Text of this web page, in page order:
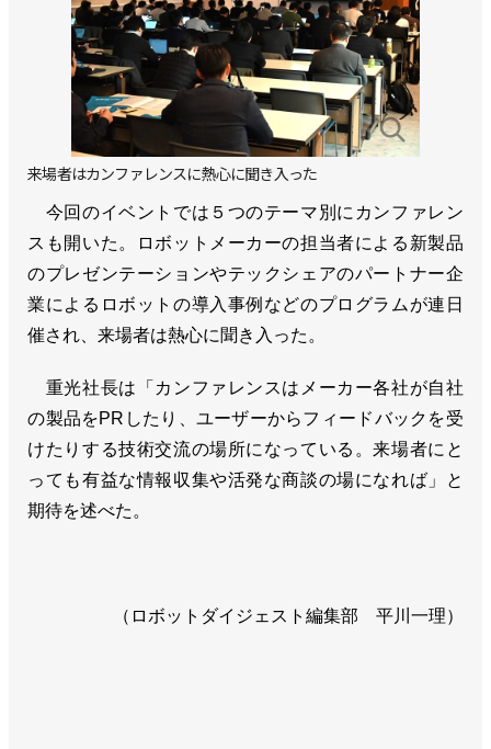
来場者はカンファレンスに熱心に聞き入った
今回のイベントでは５つのテーマ別にカンファレン
スも開いた。ロボットメーカーの担当者による新製品
のプレゼンテーションやテックシェアのパートナー企
業によるロボットの導入事例などのプログラムが連日
催され、来場者は熱心に聞き入った。
重光社長は「カンファレンスはメーカー各社が自社
の製品をPRしたり、ユーザーからフィードバックを受
けたりする技術交流の場所になっている。来場者にと
っても有益な情報収集や活発な商談の場になれば」と
期待を述べた。
（ロボットダイジェスト編集部 平川一理）